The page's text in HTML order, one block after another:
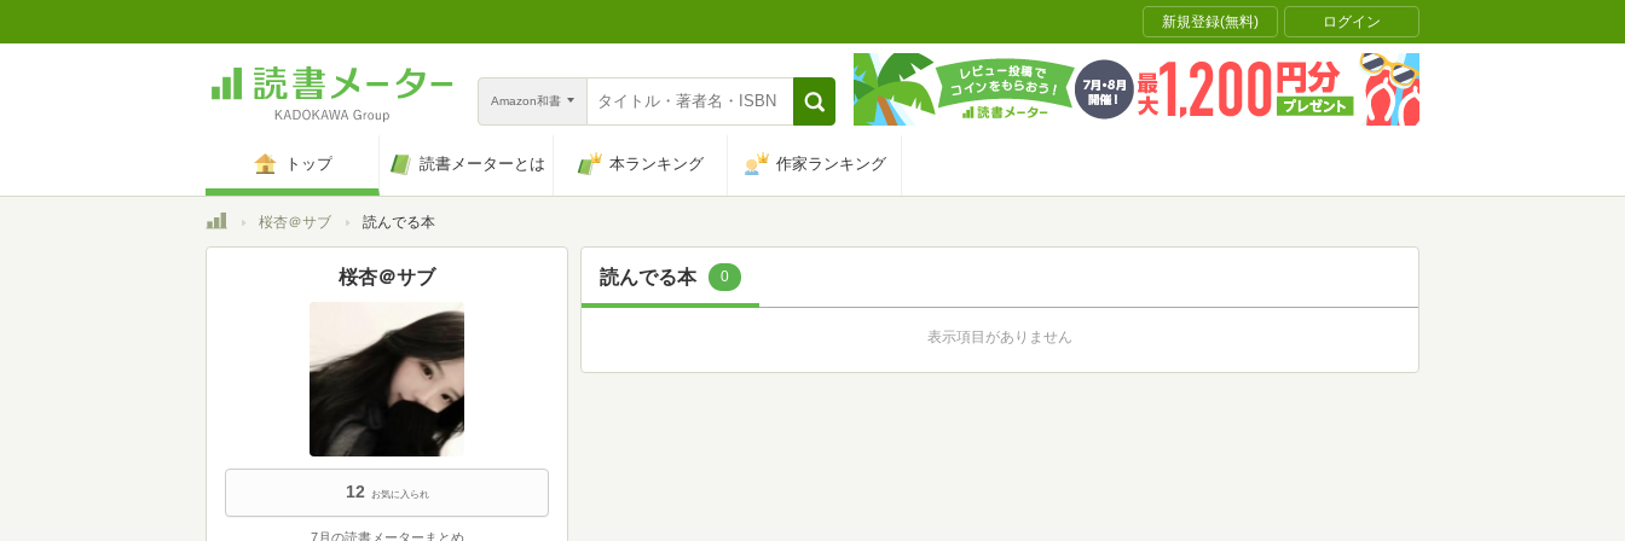
新規登録(無料) ログイン
Amazon和書
トップ 読書メーターとは 本ランキング 作家ランキング
トップ桜杏＠サブ 読んでる本
読んでる本 0
表示項目がありません
桜杏＠サブ
12 お気に入られ
7月の読書メーターまとめ